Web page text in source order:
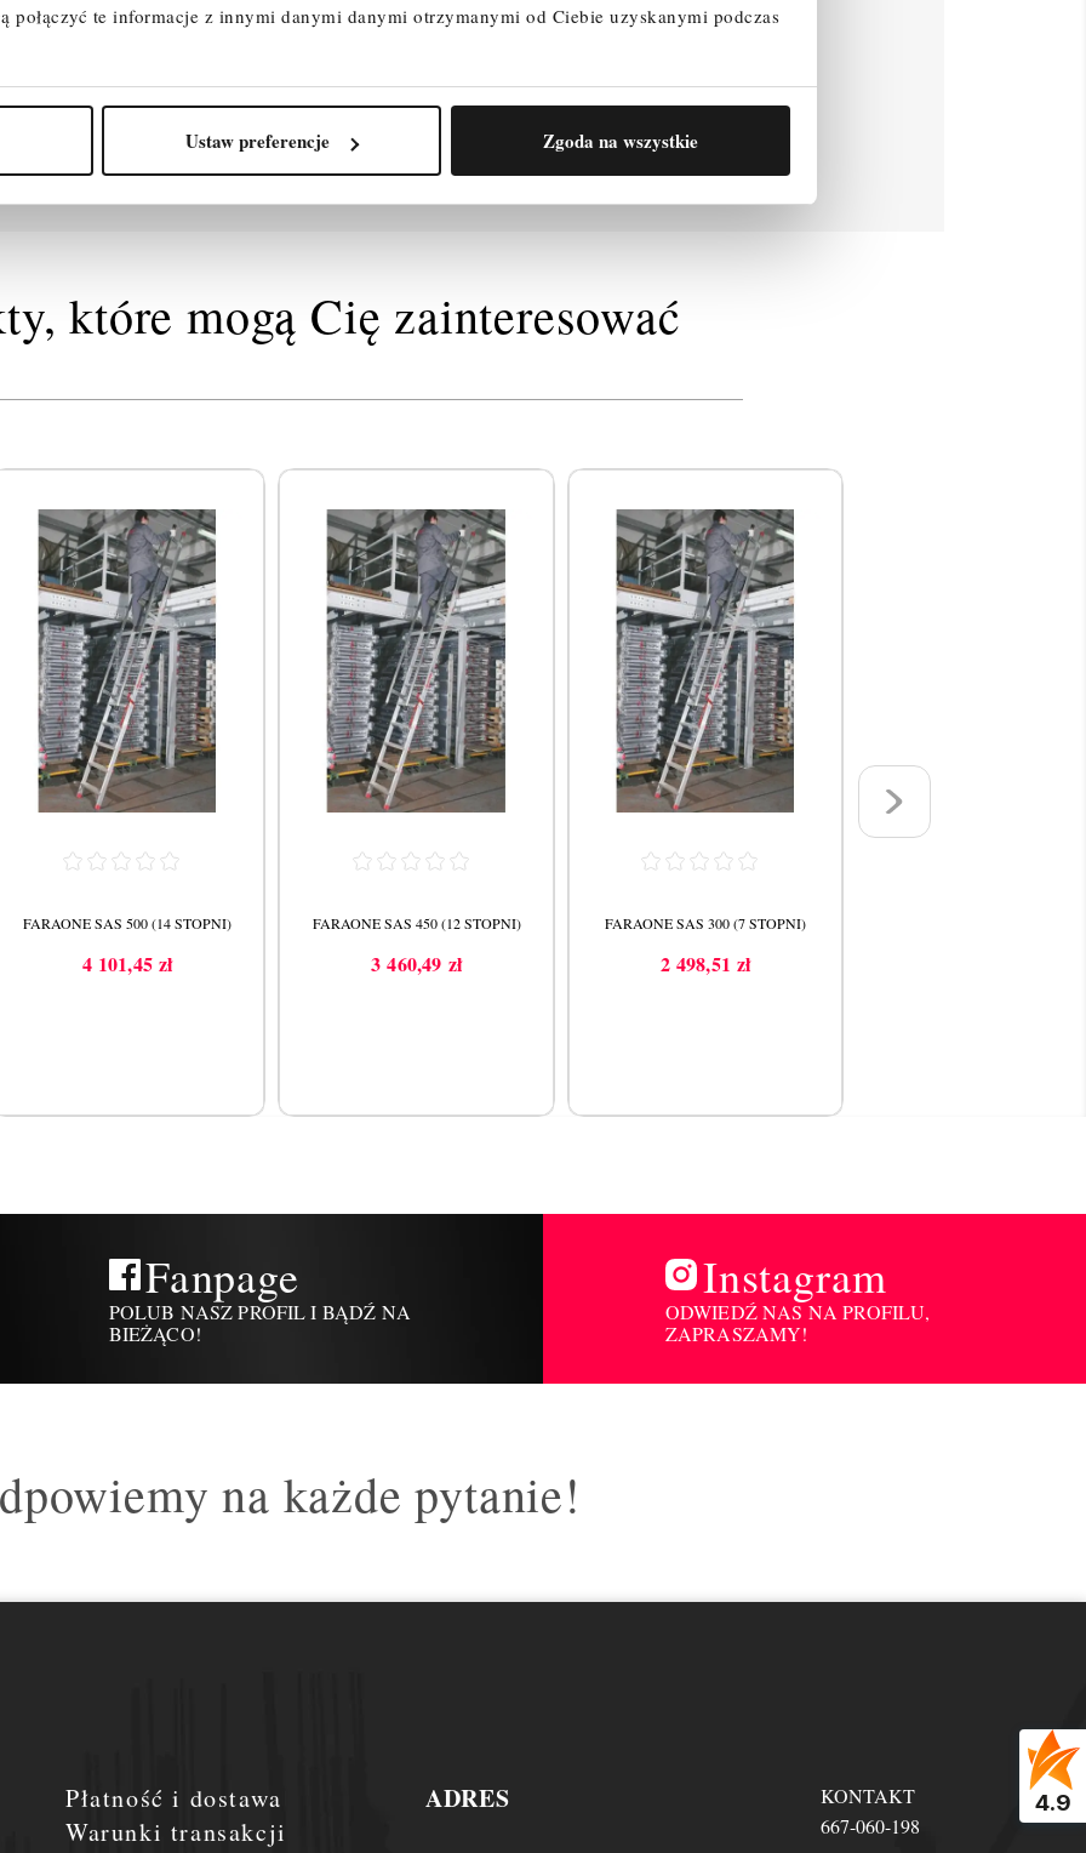
połączyć te informacje z innymi danymi danymi otrzymanymi od Ciebie uzyskanymi podczas
Ustaw preferencje Zgoda na wszystkie
które mogą Cię zainteresować
FARAONE SAS 500 (14 STOPNI)
Cena
4 101,45 zł
FARAONE SAS 450 (12 STOPNI)
Cena
3 460,49 zł
FARAONE SAS 300 (7 STOPNI)
Cena
2 498,51 zł
4.9
Fanpage
POLUB NASZ PROFIL I BĄDŹ NA
BIEŻĄCO!
Instagram
ODWIEDŹ NAS NA PROFILU,
ZAPRASZAMY!
na każde pytanie!
Płatność i dostawa
Warunki transakcji
ADRES
KONTAKT
667-060-198